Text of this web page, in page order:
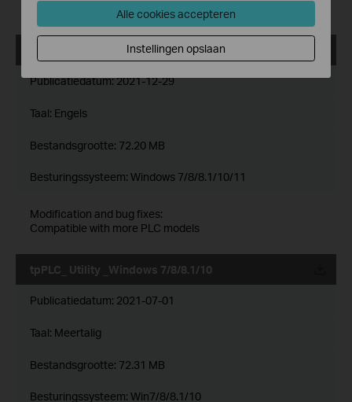
Compatible with the new G.hn PLC models
tpPLC_ Utility _Windows 7/8/8.1/10/11
Publicatiedatum:2021-12-29
Taal: Engels
Bestandsgrootte: 72.20 MB
Besturingssysteem: Windows 7/8/8.1/10/11
Modification and bug fixes:
Compatible with more PLC models
tpPLC_ Utility _Windows 7/8/8.1/10
Publicatiedatum: 2021-07-01
Taal: Meertalig
Bestandsgrootte: 72.31 MB
Besturingssysteem: Win7/8/8.1/10
Alle cookies accepteren
Instellingen opslaan